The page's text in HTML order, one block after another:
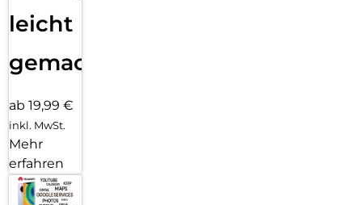
leicht
gemacht!
ab 19,99 €
inkl. MwSt.
Mehr
erfahren